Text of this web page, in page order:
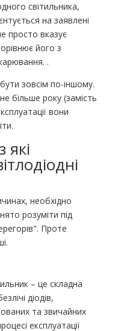
світильника,
на заявлені
просто вказує
його з
.
зовсім по-іншому.
більше року (замість
вони
необхідно
розуміти під
Проте
– це складна
діодів,
та звичайних
експлуатації